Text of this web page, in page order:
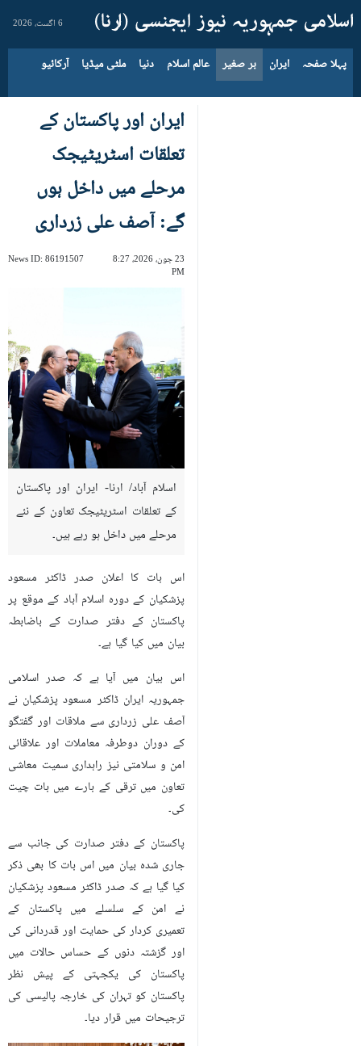
6 اگست، 2026
پہلا صفحہ ایران بر صغیر عالم اسلام دنیا ملٹی میڈیا آرکائیو
ایران اور پاکستان کے
تعلقات اسٹریٹیجک
مرحلے میں داخل ہوں
گے: آصف علی زرداری
23 جون، 2026، 8:27
PM
News ID: 86191507
اسلام آباد/ ارنا- ایران اور پاکستان
کے تعلقات اسٹریٹیجک تعاون کے نئے
مرحلے میں داخل ہو رہے ہیں۔
اس بات کا اعلان صدر ڈاکٹر مسعود
پزشکیان کے دورہ اسلام آباد کے موقع پر
پاکستان کے دفتر صدارت کے باضابطہ
بیان میں کیا گیا ہے۔
اس بیان میں آیا ہے کہ صدر اسلامی
جمہوریہ ایران ڈاکٹر مسعود پزشکیان نے
آصف علی زرداری سے ملاقات اور گفتگو
کے دوران دوطرفہ معاملات اور علاقائی
امن و سلامتی نیز راہداری سمیت معاشی
تعاون میں ترقی کے بارے میں بات چیت
کی۔
پاکستان کے دفتر صدارت کی جانب سے
جاری شدہ بیان میں اس بات کا بھی ذکر
کیا گیا ہے کہ صدر ڈاکٹر مسعود پزشکیان
نے امن کے سلسلے میں پاکستان کے
تعمیری کردار کی حمایت اور قدردانی کی
اور گزشتہ دنوں کے حساس حالات میں
پاکستان کی یکجہتی کے پیش نظر
پاکستان کو تہران کی خارجہ پالیسی کی
ترجیحات میں قرار دیا۔